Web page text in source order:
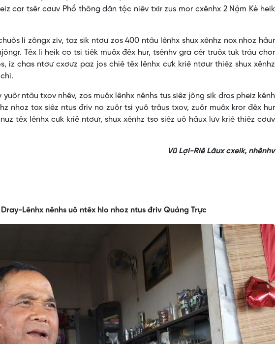
car tsêr cơưv Phổ thông dân tộc niêv txir zus mor cxênhx 2 Nậm Kè heik
li zôngx ziv, taz sik ntơư zos 400 ntâu lênhx shux xênhz nox nhoz hâur
Têx li heik co tsi tiêk muôx đêx hur, tsênhv gra cêr truôx tuk trâu chor
iz chas ntơư cxơưz paz jos chiê têx lênhx cưk kriê ntơưr thiêz shux xênhz
ntâu txov nhêv, zos muôx lênhx nênhs tưs siêz jông sik đros pheiz kênh
nhoz tox siêz ntus đriv no zuôr tsi yuô trâus txov, zuôr muôx kror đêx hur
têx lênhx cưk kriê ntơưr, shux xênhz tso siêz uô hâux lưv kriê thiêz cơưv
Vũ Lợi-Riê Lâux cxeik, nhênhv
Lênhx nênhs uô ntêx hlo nhoz ntus đriv Quảng Trực